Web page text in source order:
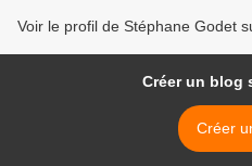
Voir le profil de Stéphane Godet
Créer un blog
Créer